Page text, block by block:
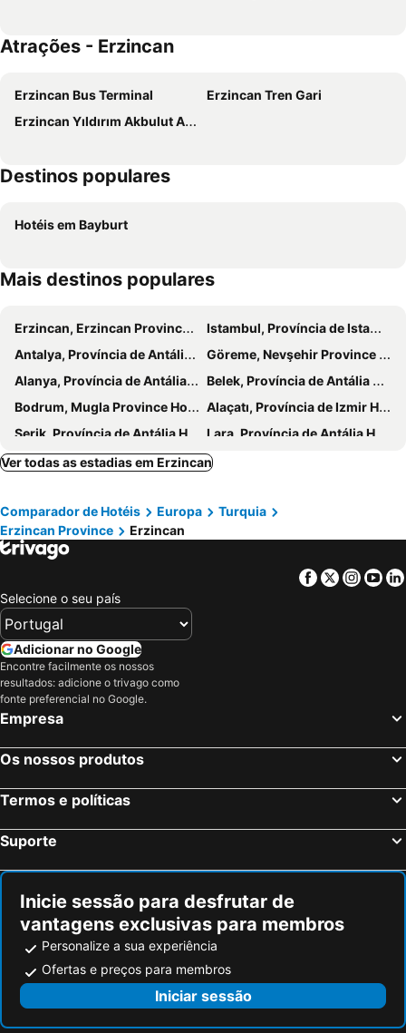
Atrações - Erzincan
Erzincan Bus Terminal
Erzincan Tren Gari
Erzincan Yıldırım Akbulut Airport
Destinos populares
Hotéis em Bayburt
Mais destinos populares
Erzincan, Erzincan Province Hotéis
Istambul, Província de Istambul Hotéis
Antalya, Província de Antália Hotéis
Göreme, Nevşehir Province Hotéis
Alanya, Província de Antália Hotéis
Belek, Província de Antália Hotéis
Bodrum, Mugla Province Hotéis
Alaçatı, Província de Izmir Hotéis
Serik, Província de Antália Hotéis
Lara, Província de Antália Hotéis
Ver todas as estadias em Erzincan
Comparador de Hotéis Europa
Turquia
Erzincan Province
Erzincan
Facebook
Twitter
Selecione o seu país
Adicionar no Google
Encontre facilmente os nossos
resultados: adicione o trivago como
fonte preferencial no Google.
Empresa
Os nossos produtos
Termos e políticas
Suporte
Inicie sessão para desfrutar de
vantagens exclusivas para membros
Personalize a sua experiência
Ofertas e preços para membros
Iniciar sessão